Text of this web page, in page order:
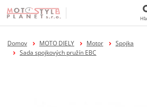
Domov MOTO DIELY Motor
Spojka
Sada spojkových pružín EBC